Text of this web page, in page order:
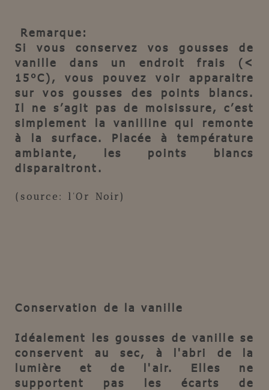
Remarque:
Si vous conservez vos gousses de
vanille dans un endroit frais (<
15°C), vous pouvez voir apparaitre
sur vos gousses des points blancs.
Il ne s’agit pas de moisissure, c’est
simplement la vanilline qui remonte
à la surface. Placée à température
ambiante, les points blancs
disparaitront.
(source: l'Or Noir)
Conservation de la vanille
Idéalement les gousses de vanille se
conservent au sec, à l'abri de la
lumière et de l'air. Elles ne
supportent pas les écarts de